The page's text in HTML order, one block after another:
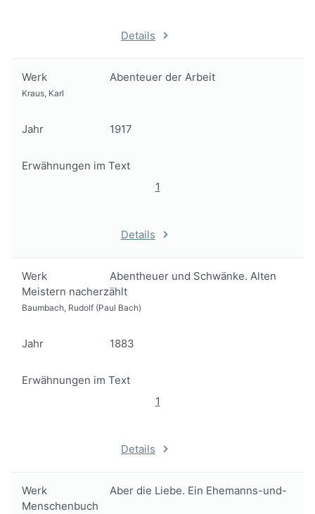
Details
Werk Abenteuer der Arbeit
Kraus, Karl
Jahr 1917
Erwähnungen im Text
1
Details
Werk
Abentheuer und Schwänke. Alten
Meistern nacherzählt
Baumbach, Rudolf (Paul Bach)
Jahr 1883
Erwähnungen im Text
1
Details
Werk
Aber die Liebe. Ein Ehemanns-und-
Menschenbuch